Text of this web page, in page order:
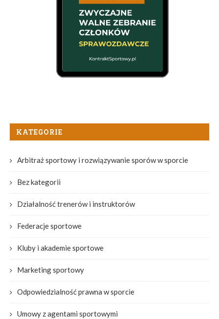
KATEGORIE
Arbitraż sportowy i rozwiązywanie sporów w sporcie
Bez kategorii
Działalność trenerów i instruktorów
Federacje sportowe
Kluby i akademie sportowe
Marketing sportowy
Odpowiedzialność prawna w sporcie
Umowy z agentami sportowymi